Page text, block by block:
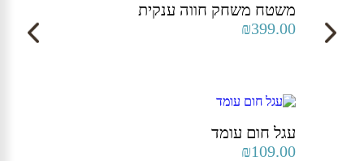
משטח משחק חווה ענקית
₪399.00
עגל חום עומד
₪109.00